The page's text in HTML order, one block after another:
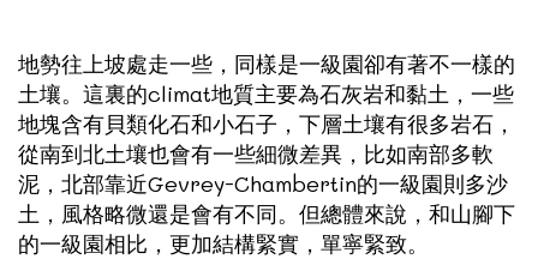
地勢往上坡處走一些，同樣是一級園卻有著不一樣的
土壤。這裏的climat地質主要為石灰岩和黏土，一些
地塊含有貝類化石和小石子，下層土壤有很多岩石，
從南到北土壤也會有一些細微差異，比如南部多軟
泥，北部靠近Gevrey-Chambertin的一級園則多沙
土，風格略微還是會有不同。但總體來說，和山腳下
的一級園相比，更加結構緊實，單寧緊致。